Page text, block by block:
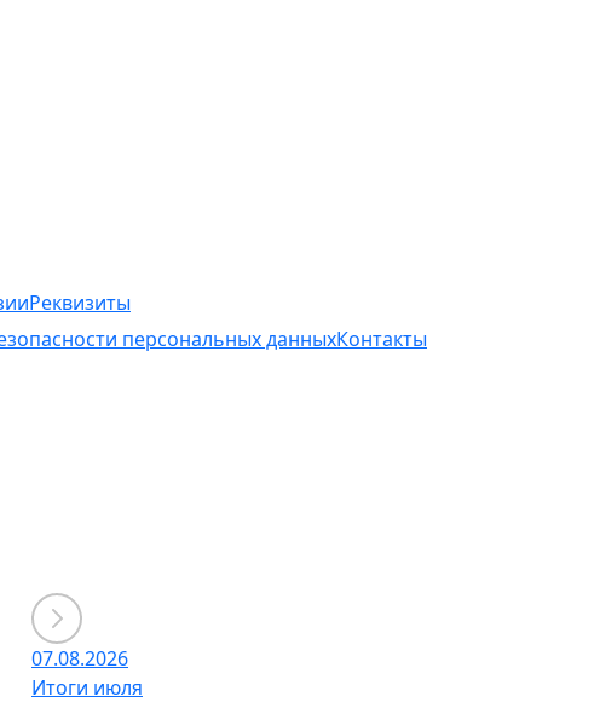
Реквизиты
персональных данныхКонтакты
07.08.2026
Итоги июля